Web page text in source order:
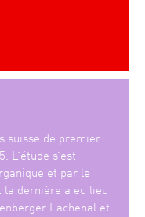
suisse de premier
L’étude s’est
et par le
dernière a eu lieu
Lachenal et